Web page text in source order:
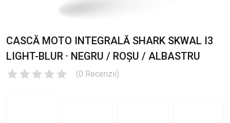
CASCĂ MOTO INTEGRALĂ SHARK SKWAL I3
LIGHT-BLUR · NEGRU / ROȘU / ALBASTRU
(0 Recenzii)